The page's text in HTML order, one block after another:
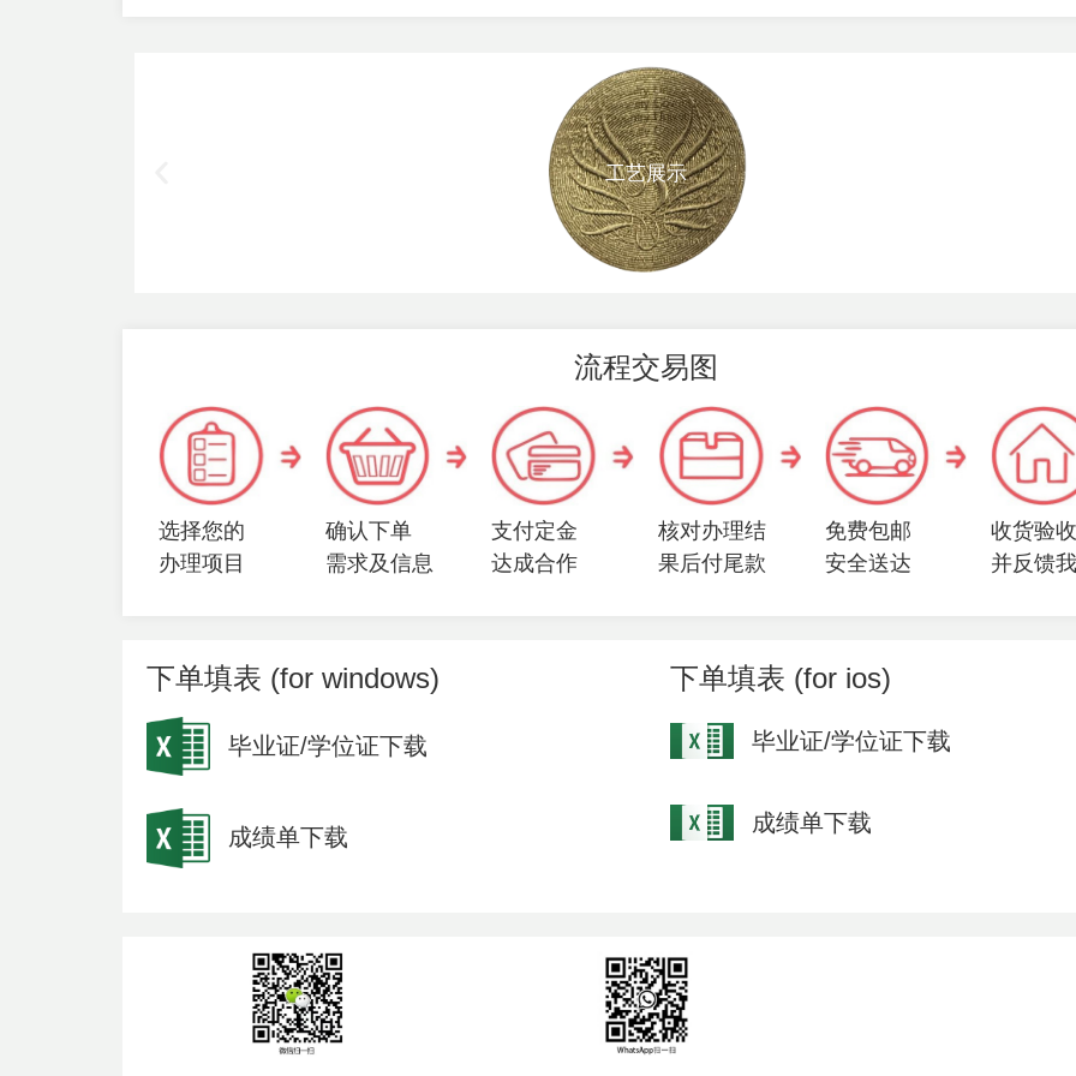
工艺展示
流程交易图
选择您的
办理项目
确认下单
需求及信息
支付定金
达成合作
核对办理结
果后付尾款
免费包邮
安全送达
收货验
并反馈
下单填表 (for windows)
毕业证/学位证下载
成绩单下载
下单填表 (for ios)
毕业证/学位证下载
成绩单下载